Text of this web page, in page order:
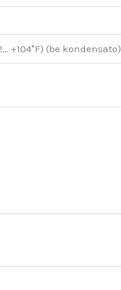
+104°F) (be kondensato)